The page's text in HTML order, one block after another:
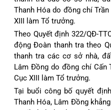
Thanh Hóa do đồng chí
XIII làm Tổ trưởng.
Theo Quyết định 322/QĐ-
động Đoàn thanh tra theo
thanh tra các cơ sở nhà,
Lâm Đồng do đồng chí Cấn
Cục XIII làm Tổ trưởng.
Tại buổi công bố quyết
Thanh Hóa, Lâm Đồng